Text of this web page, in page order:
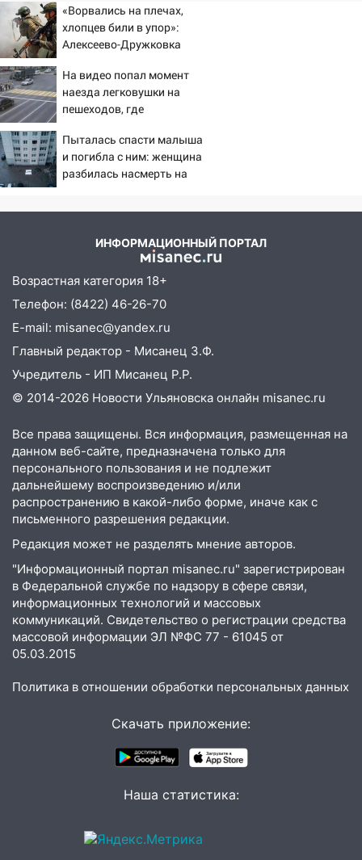
18:14
Прогноз погоды на 6 августа в
Ульяновской области
18:00
экстрим: в Ульяновске пройдет
большой фестиваль «Наше время»
17:30
августа после рабочего дня: список АЗС
17:05
«Обыск» по видеосвязи: в
Ульяновске задержали 19-летнюю
сообщницу мошенников
Едва не перерезал горло: в
Вешкайме посиделки с судимым
знакомым закончились для женщины
больницей
16:06 18-летняя девушка без прав
перевернулась на мопеде и попала в
больницу
15:59
Ульяновец отдал более 14
миллионов рублей за криминальное
15:32 На «кольце» кроссовер сбил 18-
летнего мопедиста
15:00 В Ульяновске после тройного ДТП
госпитализировали 25-летнего байкера
14:32
На Ульяновскую область
надвигается жара
14:08 Пешеход переходил по «зебре»:
подробности серьезной аварии на
Фруктовой
13:30 В Димитровграде на улице
припаркованный автомобиль
Переезжал «зебру» на
велосипеде и попал под колеса
Вспыхнул изнутри: в
В Засвияжье под колёса авто
«Ворвались на плечах,
хлопцев били в упор»:
Алексеево-Дружковка
«птах Мадьяра»
На видео попал момент
наезда легковушки на
пешеходов, где
восемь человек
06/08/2026 – Новости
Пыталась спасти малыша
и погибла с ним: женщина
разбилась насмерть на
ИНФОРМАЦИОННЫЙ ПОРТАЛ
Возрастная категория 18+
Телефон: (8422) 46-26-70
E-mail: misanec@yandex.ru
Главный редактор - Мисанец З.Ф.
Учредитель - ИП Мисанец Р.Р.
© 2014-2026 Новости Ульяновска онлайн misanec.ru
Все права защищены. Вся информация, размещенная на
данном веб-сайте, предназначена только для
персонального пользования и не подлежит
дальнейшему воспроизведению и/или
распространению в какой-либо форме, иначе как с
письменного разрешения редакции.
Редакция может не разделять мнение авторов.
"Информационный портал misanec.ru" зарегистрирован
в Федеральной службе по надзору в сфере связи,
информационных технологий и массовых
коммуникаций. Свидетельство о регистрации средства
массовой информации ЭЛ №ФС 77 - 61045 от
05.03.2015
Политика в отношении обработки персональных данных
Скачать приложение:
Наша статистика: